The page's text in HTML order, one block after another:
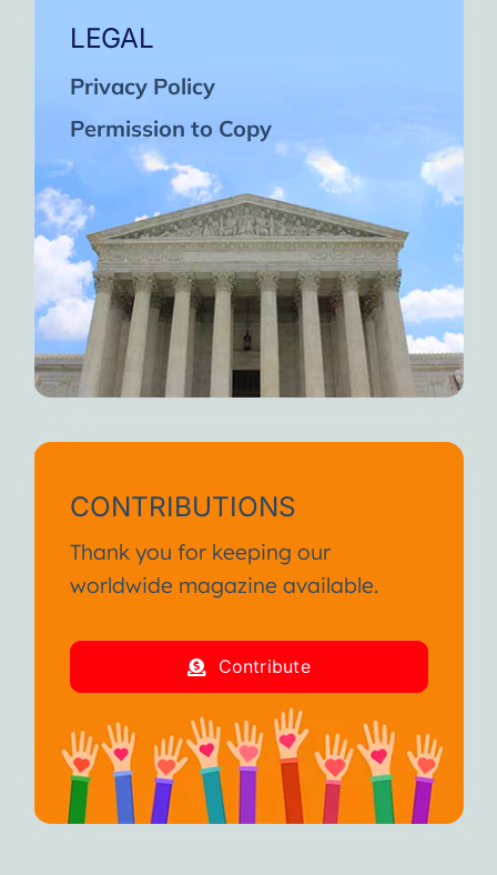
LEGAL
Privacy Policy
Permission to Copy
CONTRIBUTIONS
Thank you for keeping our
worldwide magazine available.
Contribute